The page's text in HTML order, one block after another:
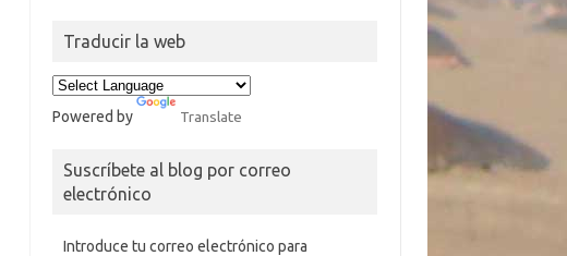
Traducir la web
Powered by Translate
Suscríbete al blog por correo
electrónico
Introduce tu correo electrónico para